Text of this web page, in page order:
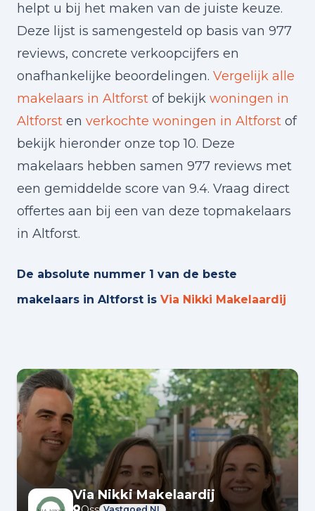
helpt u bij het maken van de juiste keuze.
Deze lijst is samengesteld op basis van 977
reviews, concrete verkoopcijfers en
onafhankelijke beoordelingen. Vergelijk alle
makelaars in Altforst of bekijk woningen in
Altforst en verkochte woningen in Altforst of
bekijk hieronder onze top 10. Deze
makelaars hebben samen 977 reviews met
een gemiddelde score van 9.4. Vraag direct
offertes aan bij een van deze topmakelaars
in Altforst.
De absolute nummer 1 van de beste
makelaars in Altforst is Via Nikki Makelaardij
Via Nikki Makelaardij